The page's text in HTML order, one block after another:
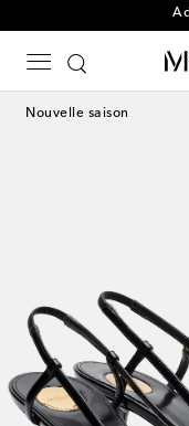
Nouvelle saison